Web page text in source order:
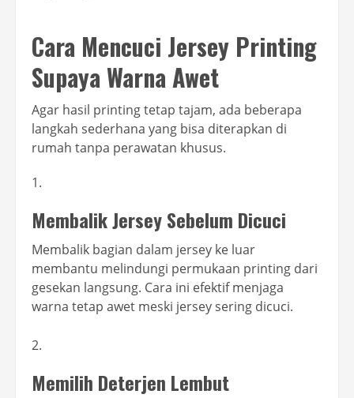
Cara Mencuci Jersey Printing
Supaya Warna Awet
Agar hasil printing tetap tajam, ada beberapa
langkah sederhana yang bisa diterapkan di
rumah tanpa perawatan khusus.
Membalik Jersey Sebelum Dicuci
Membalik bagian dalam jersey ke luar
membantu melindungi permukaan printing dari
gesekan langsung. Cara ini efektif menjaga
warna tetap awet meski jersey sering dicuci.
Memilih Deterjen Lembut